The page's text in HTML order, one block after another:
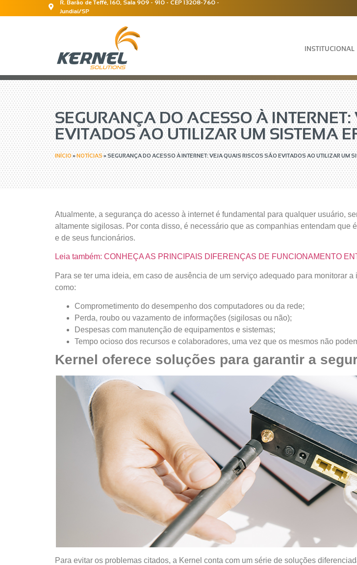
R. Barão de Teffé, 160, Sala 909 - 910 - CEP 13208-760 -
Jundiaí/SP
INSTITUCIONAL
SEGURANÇA DO ACESSO À
EVITADOS AO UTILIZAR UM SISTEMA
INÍCIO»NOTÍCIAS»SEGURANÇA DO ACESSO À INTERNET: VEJA QUAIS RISCOS SÃO EVITADOS AO UTILIZAR UM
Atualmente, a segurança do acesso à internet é fundamental para qualquer usuário,
altamente sigilosas. Por conta disso, é necessário que as companhias entendam
e de seus funcionários.
Leia também: CONHEÇA AS PRINCIPAIS DIFERENÇAS DE FUNCIONAMENTO
Para se ter uma ideia, em caso de ausência de um serviço adequado para monitorar
como:
Comprometimento do desempenho dos computadores ou da rede;
Perda, roubo ou vazamento de informações (sigilosas ou não);
Despesas com manutenção de equipamentos e sistemas;
Tempo ocioso dos recursos e colaboradores, uma vez que os mesmos não
Kernel oferece soluções para garantir a
Para evitar os problemas citados, a Kernel conta com um série de soluções